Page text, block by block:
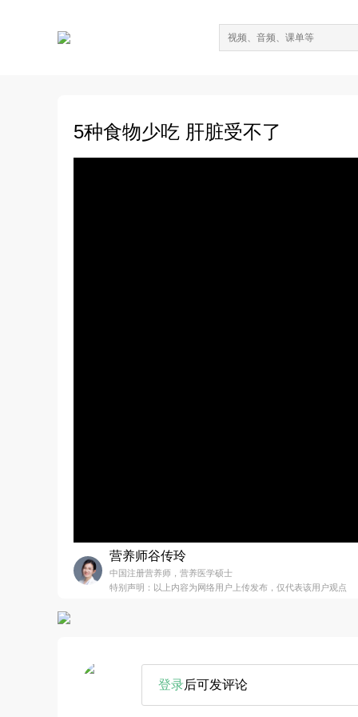
5种食物少吃 肝脏受不了
营养师谷传玲
中国注册营养师，营养医学硕士
特别声明：以上内容为网络用户上传发布，仅代表该用户观点
登录后可发评论